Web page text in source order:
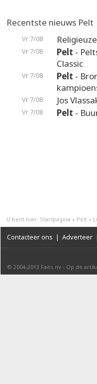
Recentste nieuws Pelt
Vr 7/08
Vr 7/08 Pelt -
Classic
Vr 7/08 Pelt -
Vr 7/08 Jos
Vr 7/08 Pelt -
U bent hier: Startpagina » Pelt »
Contacteer ons | Adverteer |
© 2004-2013 Faes nv - Op de